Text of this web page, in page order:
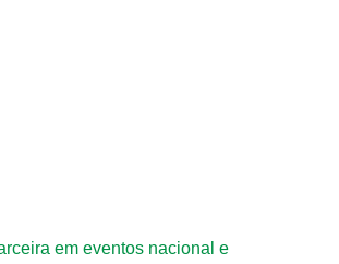
em eventos nacional e